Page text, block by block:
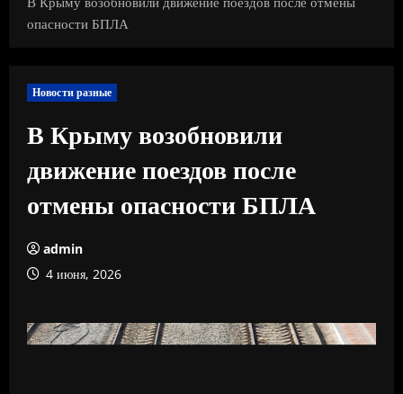
опасности БПЛА
Новости разные
В Крыму возобновили
движение поездов после
отмены опасности БПЛА
admin
4 июня, 2026